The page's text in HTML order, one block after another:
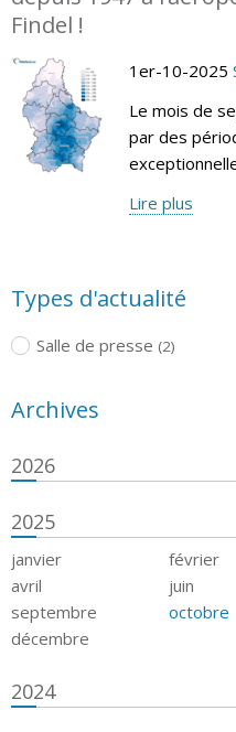
Findel !
1er-10-2025
Le mois de
par des
Lire plus
Types d'actualité
Salle de presse (2)
Archives
2026
2025
janvier février
avril
juin
septembre
octobre
décembre
2024